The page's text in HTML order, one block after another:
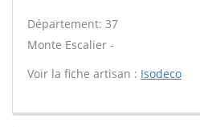
Département: 37
Monte Escalier -
Voir la fiche artisan : Isodeco